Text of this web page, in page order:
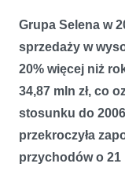
Grupa Selena w
sprzedaży w
20% więcej niż
34,87 mln zł, co
stosunku do
przekroczyła
przychodów o 21